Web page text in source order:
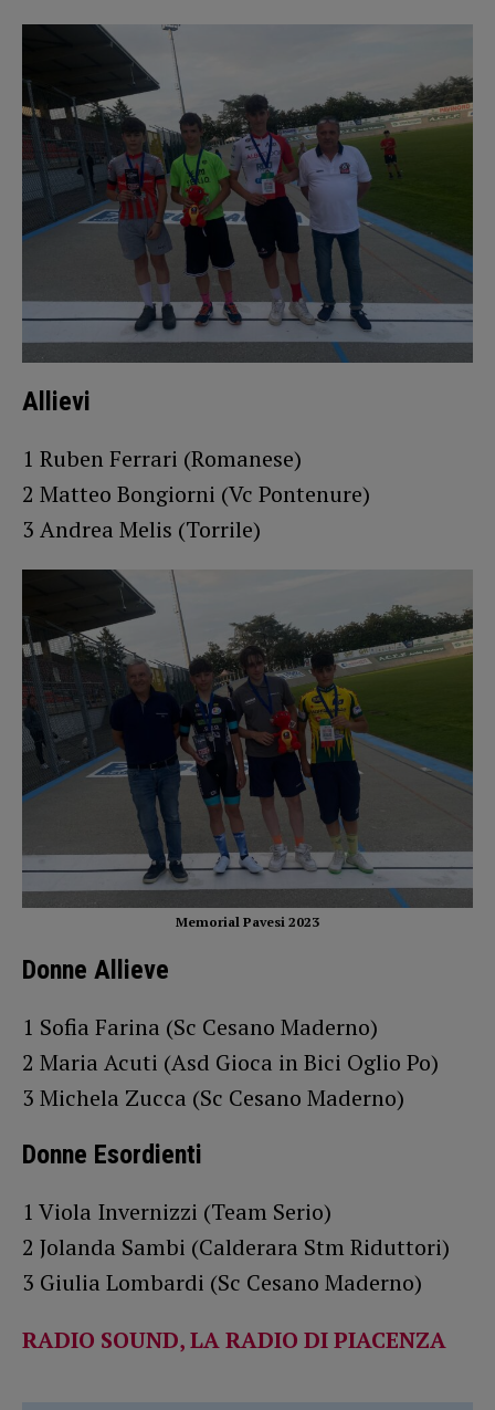
Allievi
1 Ruben Ferrari (Romanese)
2 Matteo Bongiorni (Vc Pontenure)
3 Andrea Melis (Torrile)
Memorial Pavesi 2023
Donne Allieve
1 Sofia Farina (Sc Cesano Maderno)
2 Maria Acuti (Asd Gioca in Bici Oglio Po)
3 Michela Zucca (Sc Cesano Maderno)
Donne Esordienti
1 Viola Invernizzi (Team Serio)
2 Jolanda Sambi (Calderara Stm Riduttori)
3 Giulia Lombardi (Sc Cesano Maderno)
RADIO SOUND, LA RADIO DI PIACENZA